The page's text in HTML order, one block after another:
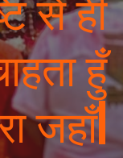
हुँ
जहाँ|